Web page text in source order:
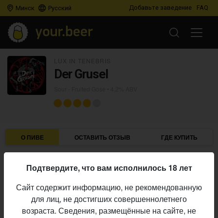
Минск Русский Добавьте заведение FAQ
Der Grusel
О ПИВЕ ОСТАВИТЬ ОТЗЫВ ГДЕ КУПИТЬ
Пивоварня:
Алкоголь:
4,2%
обавки:
Raspberry, Peppermint
Начало
Подтвердите, что вам исполнилось 18 лет
Сайт содержит информацию, не рекомендованную
для лиц, не достигших совершеннолетнего
возраста. Сведения, размещённые на сайте, не